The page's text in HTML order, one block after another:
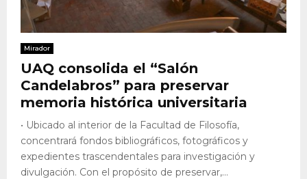
Mirador
UAQ consolida el “Salón
Candelabros” para preservar
memoria histórica universitaria
• Ubicado al interior de la Facultad de Filosofía,
concentrará fondos bibliográficos, fotográficos y
expedientes trascendentales para investigación y
divulgación. Con el propósito de preservar,...